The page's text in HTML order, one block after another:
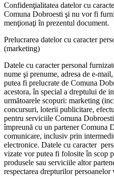
Confidenţialitatea datelor cu
Comuna Dobroesti şi nu vor fi
menţionaţi în prezentul document.
Prelucrarea datelor cu caracter
(marketing)
Datele cu caracter personal
nume şi prenume, adresa de e-
putea fi prelucrate de Comuna
acestora, în special a dreptului de
următoarele scopuri: marketing
concursuri, loterii publicitare,
pentru serviciile Comuna
împreună cu un partener Comuna
comunicare, inclusiv prin
electronice. Datele cu caracter
vizate vor putea fi folosite în scop
produsele sau serviciile altor
respectarea drepturilor persoanelor